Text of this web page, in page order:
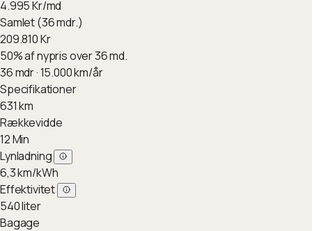
4.995Kr/md
Samlet (36 mdr.)
209.810Kr
50%af nypris over 36 md.
36mdr ·15.000km/år
Specifikationer
631km
Rækkevidde
12Min
Lynladning
6,3km/kWh
Effektivitet
540liter
Bagage